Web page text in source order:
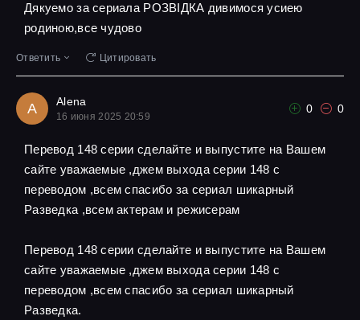
Дякуемо за сериала РОЗВІДКА дивимося усиею
родиною,все чудово
Ответить Цитировать
A Alena
16 июня 2025 20:59
0 0
Перевод 148 серии сделайте и выпустите на Вашем
сайте уважаемые ,джем выхода серии 148 с
переводом ,всем спасибо за сериал шикарный
Разведка ,всем актерам и режисерам
Перевод 148 серии сделайте и выпустите на Вашем
сайте уважаемые ,джем выхода серии 148 с
переводом ,всем спасибо за сериал шикарный
Разведка.